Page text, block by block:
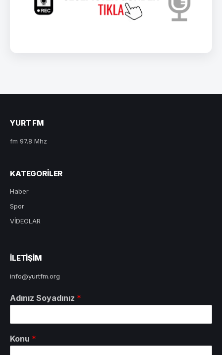
YURT FM
fm 97.8 Mhz
KATEGORILER
Haber
Spor
VİDEOLAR
ILETIŞIM
info@yurtfm.org
Adınız Soyadınız *
Konu *